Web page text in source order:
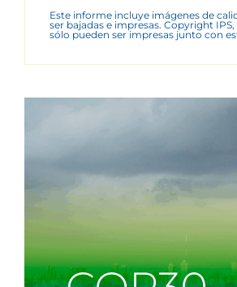
Este informe incluye imágenes de
ser bajadas e impresas. Copyright
sólo pueden ser impresas junto con